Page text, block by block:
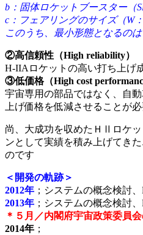
b：固体ロケットブースター（
c：フェアリングのサイズ（W：
このうち、最小形態となるの
②高信頼性（High reliability）
H-IIAロケットの高い打ち上げ
③低価格（High cost
宇宙専用の部品ではなく、自
上げ価格を低減させることが
尚、大成功を収めたＨⅡロケッ
ンとして実績を積み上げてき
のです
＜開発の軌跡＞
2012年 ；システムの概念検討
2013年 ；システムの概念検討
＊５月／内閣府宇宙政策委員
2014年 ；